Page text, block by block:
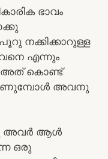
ഭാവം
നക്കിക്കാറുള്ള
എന്നും
അത് കൊണ്ട്
അവനു
അവര്‍ ആള്‍
ഒരു